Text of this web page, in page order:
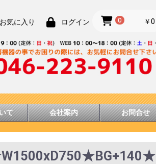
気に入り ログイン 0 ￥0
て 会社案内 お問合せ